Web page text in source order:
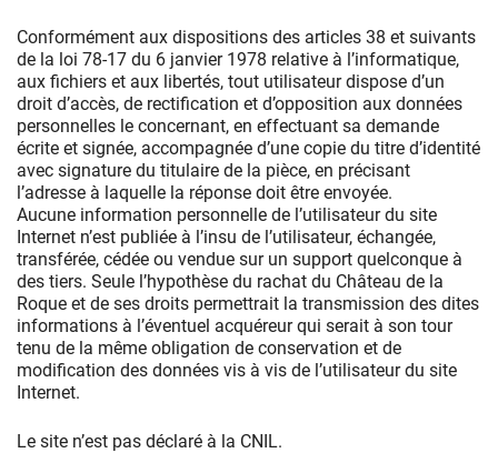
Conformément aux dispositions des articles 38 et suivants
de la loi 78-17 du 6 janvier 1978 relative à l’informatique,
aux fichiers et aux libertés, tout utilisateur dispose d’un
droit d’accès, de rectification et d’opposition aux données
personnelles le concernant, en effectuant sa demande
écrite et signée, accompagnée d’une copie du titre d’identité
avec signature du titulaire de la pièce, en précisant
l’adresse à laquelle la réponse doit être envoyée.
Aucune information personnelle de l’utilisateur du site
Internet n’est publiée à l’insu de l’utilisateur, échangée,
transférée, cédée ou vendue sur un support quelconque à
des tiers. Seule l’hypothèse du rachat du Château de la
Roque et de ses droits permettrait la transmission des dites
informations à l’éventuel acquéreur qui serait à son tour
tenu de la même obligation de conservation et de
modification des données vis à vis de l’utilisateur du site
Internet.
Le site n’est pas déclaré à la CNIL.